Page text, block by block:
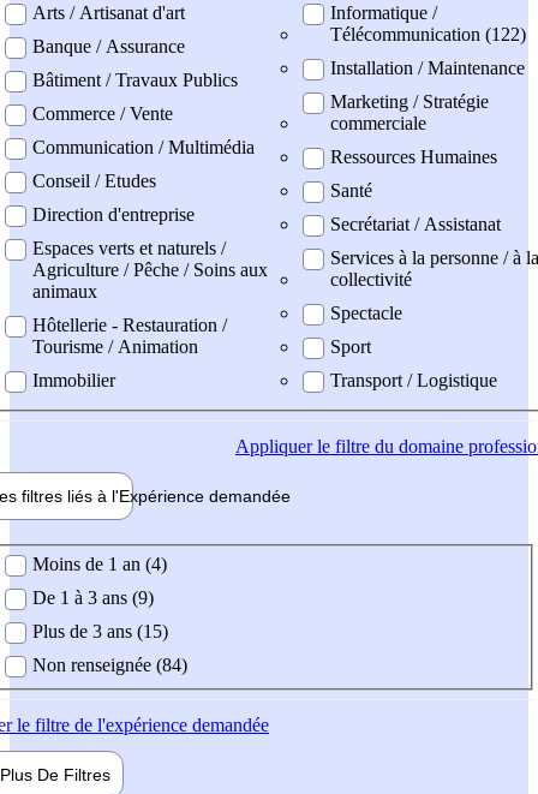
Arts / Artisanat d'art
Banque / Assurance
Bâtiment / Travaux Publics
Commerce / Vente
Communication / Multimédia
Conseil / Etudes
Direction d'entreprise
Espaces verts et naturels /
Agriculture / Pêche / Soins aux
animaux
Hôtellerie - Restauration /
Tourisme / Animation
Immobilier
Informatique /
Télécommunication (122)
Installation / Maintenance
Marketing / Stratégie
commerciale
Ressources Humaines
Santé
Secrétariat / Assistanat
Services à la personne / à la
collectivité
Spectacle
Sport
Transport / Logistique
Appliquerle filtre du domaine
filtres liés à l'Expérience demandée
demandée
Moins de 1 an (4)
De 1 à 3 ans (9)
Plus de 3 ans (15)
Non renseignée (84)
le filtre de l'expérience demandée
Plus De Filtres